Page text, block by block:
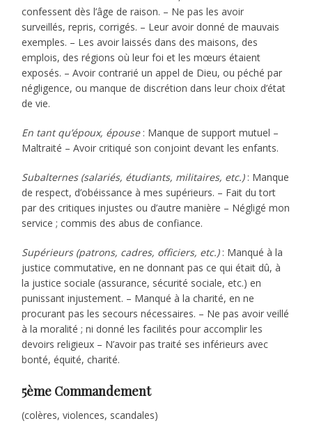
confessent dès l’âge de raison. – Ne pas les avoir
surveillés, repris, corrigés. – Leur avoir donné de mauvais
exemples. – Les avoir laissés dans des maisons, des
emplois, des régions où leur foi et les mœurs étaient
exposés. – Avoir contrarié un appel de Dieu, ou péché par
négligence, ou manque de discrétion dans leur choix d’état
de vie.
En tant qu’époux, épouse: Manque de support mutuel –
Maltraité – Avoir critiqué son conjoint devant les enfants.
Subalternes (salariés, étudiants, militaires, etc.): Manque
de respect, d’obéissance à mes supérieurs. – Fait du tort
par des critiques injustes ou d’autre manière – Négligé mon
service ; commis des abus de confiance.
Supérieurs (patrons, cadres, officiers, etc.): Manqué à la
justice commutative, en ne donnant pas ce qui était dû, à
la justice sociale (assurance, sécurité sociale, etc.) en
punissant injustement. – Manqué à la charité, en ne
procurant pas les secours nécessaires. – Ne pas avoir veillé
à la moralité ; ni donné les facilités pour accomplir les
devoirs religieux – N’avoir pas traité ses inférieurs avec
bonté, équité, charité.
5ème Commandement
(colères, violences, scandales)